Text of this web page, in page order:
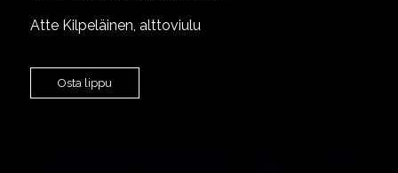
Atte Kilpeläinen, alttoviulu
Osta lippu